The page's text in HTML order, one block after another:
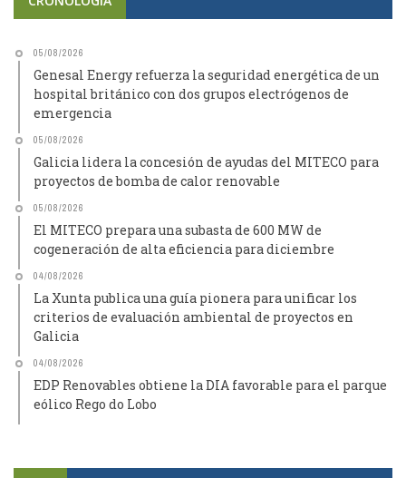
05/08/2026
Genesal Energy refuerza la seguridad energética de un
hospital británico con dos grupos electrógenos de
emergencia
05/08/2026
Galicia lidera la concesión de ayudas del MITECO para
proyectos de bomba de calor renovable
05/08/2026
El MITECO prepara una subasta de 600 MW de
cogeneración de alta eficiencia para diciembre
04/08/2026
La Xunta publica una guía pionera para unificar los
criterios de evaluación ambiental de proyectos en
Galicia
04/08/2026
EDP Renovables obtiene la DIA favorable para el parque
eólico Rego do Lobo